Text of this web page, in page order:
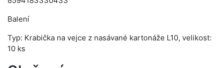
Balení
Typ: Krabička na vejce z nasávané kartonáže L10, velikost:
10 ks